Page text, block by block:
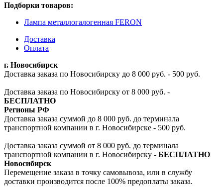
Подборки товаров:
Лампа металлогалогенная FERON
Доставка
Оплата
г. Новосибирск
Доставка заказа по Новосибирску до 8 000 руб. - 500 руб.
Доставка заказа по Новосибирску от 8 000 руб. -
БЕСПЛАТНО
Регионы РФ
Доставка заказа суммой до 8 000 руб. до терминала
транспортной компании в г. Новосибирске - 500 руб.
Доставка заказа суммой от 8 000 руб. до терминала
транспортной компании в г. Новосибирску - БЕСПЛАТНО
Новосибирск
Перемещение заказа в точку самовывоза, или в службу
доставки производится после 100% предоплаты заказа.